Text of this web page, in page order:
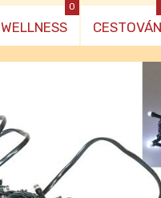
WELLNESS
0